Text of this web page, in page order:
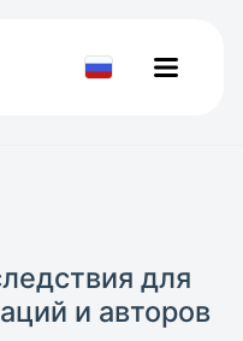
для
и авторов